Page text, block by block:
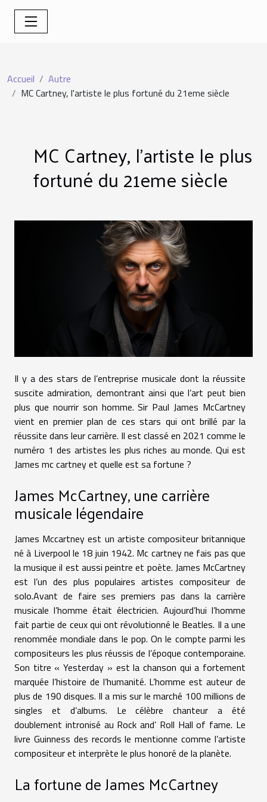
Accueil
Autre
MC Cartney, l'artiste le plus fortuné du 21eme siècle
MC Cartney, l'artiste le plus
fortuné du 21eme siècle
Il y a des stars de l’entreprise musicale dont la réussite
suscite admiration, demontrant ainsi que l’art peut bien
plus que nourrir son homme. Sir Paul James McCartney
vient en premier plan de ces stars qui ont brillé par la
réussite dans leur carrière. Il est classé en 2021 comme le
numéro 1 des artistes les plus riches au monde. Qui est
James mc cartney et quelle est sa fortune ?
James McCartney, une carrière
musicale légendaire
James Mccartney est un artiste compositeur britannique
né à Liverpool le 18 juin 1942. Mc cartney ne fais pas que
la musique il est aussi peintre et poète. James McCartney
est l’un des plus populaires artistes compositeur de
solo.Avant de faire ses premiers pas dans la carrière
musicale l’homme était électricien. Aujourd’hui l’homme
fait partie de ceux qui ont révolutionné le Beatles. Il a une
renommée mondiale dans le pop. On le compte parmi les
compositeurs les plus réussis de l’époque contemporaine.
Son titre « Yesterday » est la chanson qui a fortement
marquée l’histoire de l’humanité. L’homme est auteur de
plus de 190 disques. Il a mis sur le marché 100 millions de
singles et d’albums. Le célèbre chanteur a été
doublement intronisé au Rock and’ Roll Hall of fame. Le
livre Guinness des records le mentionne comme l’artiste
compositeur et interprète le plus honoré de la planète.
La fortune de James McCartney